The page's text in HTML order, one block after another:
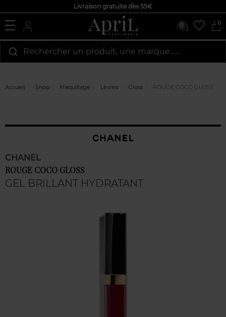
Livraison gratuite dès 55€
0
Rechercher un produit, une marque…...
Accueil Shop Maquillage Lèvres Gloss ROUGE COCO GLOSS
CHANEL
ROUGE COCO GLOSS
GEL BRILLANT HYDRATANT